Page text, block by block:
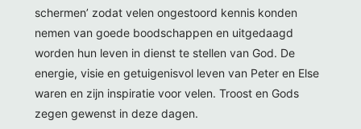
schermen’ zodat velen ongestoord kennis konden
nemen van goede boodschappen en uitgedaagd
worden hun leven in dienst te stellen van God. De
energie, visie en getuigenisvol leven van Peter en Else
waren en zijn inspiratie voor velen. Troost en Gods
zegen gewenst in deze dagen.